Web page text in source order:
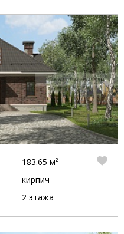
183.65 м²
кирпич
2 этажа